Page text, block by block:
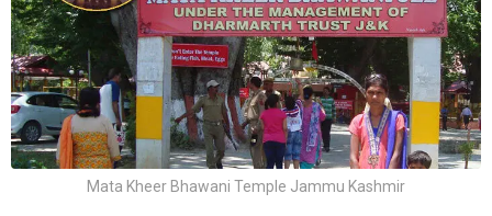
Mata Kheer Bhawani Temple Jammu Kashmir